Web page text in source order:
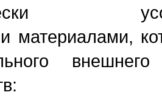
материалами,